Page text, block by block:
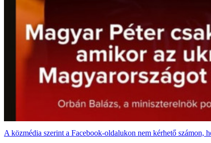
A közmédia szerint a Facebook-oldalukon nem kérhető számon,